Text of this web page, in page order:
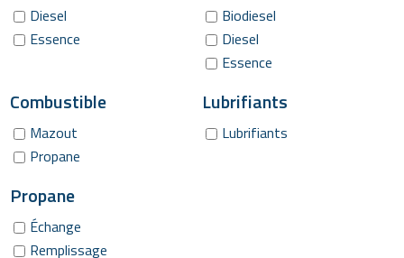
Diesel
Essence
Biodiesel
Diesel
Essence
Combustible
Mazout
Propane
Lubrifiants
Lubrifiants
Propane
Échange
Remplissage